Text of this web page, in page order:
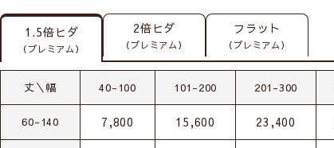
1.5倍ヒダ
（プレミアム）
2倍ヒダ
（プレミアム）
フラット
（プレミアム）
丈＼幅 40-100 101-200 201-300
60-140 7,800 15,600 23,400